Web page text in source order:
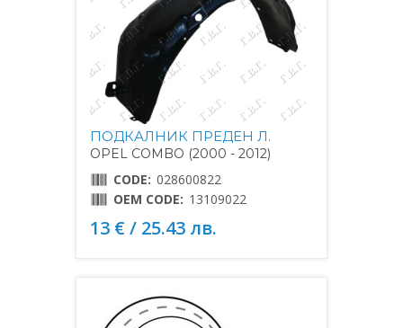
ПОДКАЛНИК ПРЕДЕН Л.
OPEL COMBO (2000 - 2012)
CODE: 028600822
OEM CODE: 13109022
13 € / 25.43 лв.